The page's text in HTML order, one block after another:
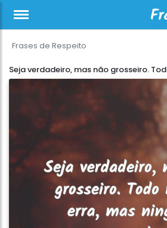
Frases de Respeito
Seja verdadeiro, mas não grosseiro. Tod